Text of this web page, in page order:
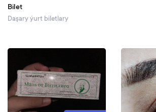
Bilet
Daşary ýurt biletlary